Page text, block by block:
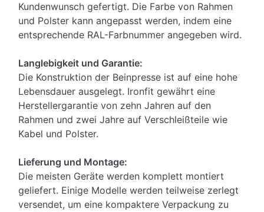
Kundenwunsch gefertigt. Die Farbe von Rahmen
und Polster kann angepasst werden, indem eine
entsprechende RAL-Farbnummer angegeben wird.
Langlebigkeit und Garantie:
Die Konstruktion der Beinpresse ist auf eine hohe
Lebensdauer ausgelegt. Ironfit gewährt eine
Herstellergarantie von zehn Jahren auf den
Rahmen und zwei Jahre auf Verschleißteile wie
Kabel und Polster.
Lieferung und Montage:
Die meisten Geräte werden komplett montiert
geliefert. Einige Modelle werden teilweise zerlegt
versendet, um eine kompaktere Verpackung zu